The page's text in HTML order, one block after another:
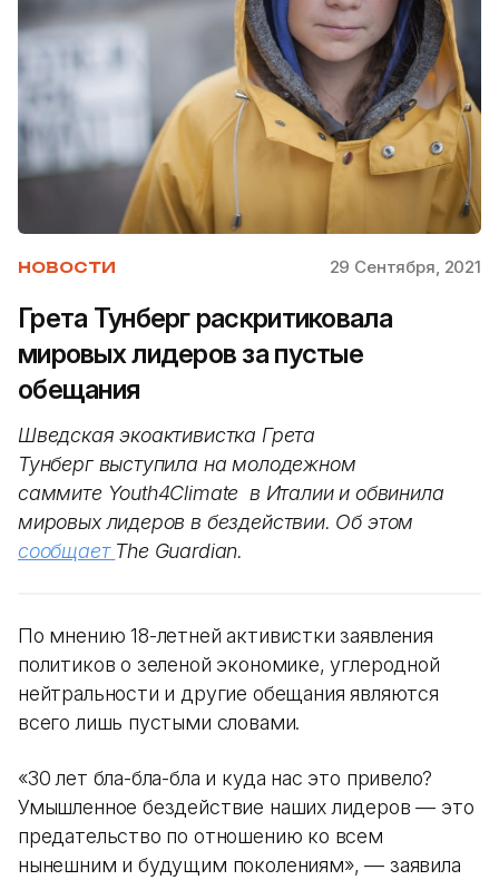
НОВОСТИ 29 Сентября, 2021
Грета Тунберг раскритиковала
мировых лидеров за пустые
обещания
Шведская экоактивистка Грета
Тунберг выступила на молодежном
саммите Youth4Climate в Италии и обвинила
мировых лидеров в бездействии. Об этом
сообщает The Guardian.
По мнению 18-летней активистки заявления
политиков о зеленой экономике, углеродной
нейтральности и другие обещания являются
всего лишь пустыми словами.
«30 лет бла-бла-бла и куда нас это привело?
Умышленное бездействие наших лидеров — это
предательство по отношению ко всем
нынешним и будущим поколениям», — заявила